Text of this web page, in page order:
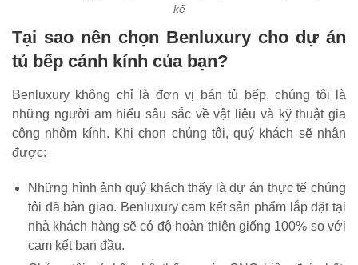
kế
Tại sao nên chọn Benluxury cho dự án
tủ bếp cánh kính của bạn?
Benluxury không chỉ là đơn vị bán tủ bếp, chúng tôi là
những người am hiểu sâu sắc về vật liệu và kỹ thuật gia
công nhôm kính. Khi chọn chúng tôi, quý khách sẽ nhận
được:
Những hình ảnh quý khách thấy là dự án thực tế chúng
tôi đã bàn giao. Benluxury cam kết sản phẩm lắp đặt tại
nhà khách hàng sẽ có độ hoàn thiện giống 100% so với
cam kết ban đầu.